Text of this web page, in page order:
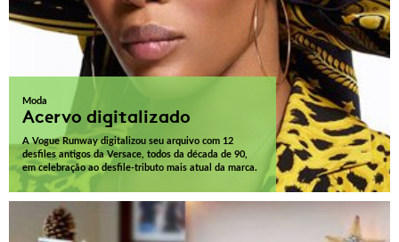
Moda
Acervo digitalizado
A Vogue Runway digitalizou seu arquivo com 12
desfiles antigos da Versace, todos da década de 90,
em celebração ao desfile-tributo mais atual da marca.